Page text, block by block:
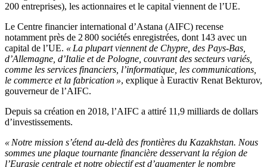
200 entreprises), les actionnaires et le capital viennent de l’UE.
Le Centre financier international d’Astana (AIFC) recense
notamment près de 2 800 sociétés enregistrées, dont 143 avec un
capital de l’UE. « La plupart viennent de Chypre, des Pays-Bas,
d’Allemagne, d’Italie et de Pologne, couvrant des secteurs variés,
comme les services financiers, l’informatique, les communications,
le commerce et la fabrication », explique à Euractiv Renat Bekturov,
gouverneur de l’AIFC.
Depuis sa création en 2018, l’AIFC a attiré 11,9 milliards de dollars
d’investissements.
« Notre mission s’étend au-delà des frontières du Kazakhstan. Nous
sommes une plaque tournante financière desservant la région de
l’Eurasie centrale et notre objectif est d’augmenter le nombre